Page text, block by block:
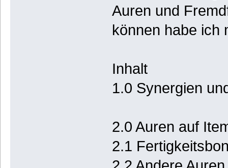
Auren und
können habe ich
Inhalt
1.0 Synergien
2.0 Auren auf
2.1